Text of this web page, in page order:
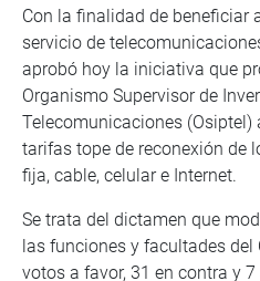
Con la finalidad de beneficiar
servicio de
aprobó hoy la iniciativa que
Organismo Supervisor de
Telecomunicaciones
tarifas tope de reconexión de
fija, cable, celular e Internet.
Se trata del dictamen que
las funciones y facultades del
votos a favor, 31 en contra y